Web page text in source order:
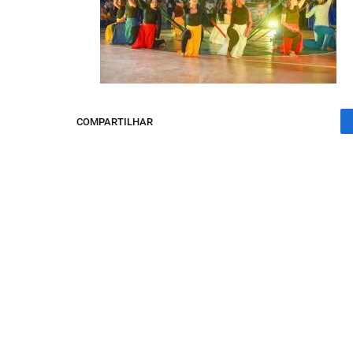
COMPARTILHAR